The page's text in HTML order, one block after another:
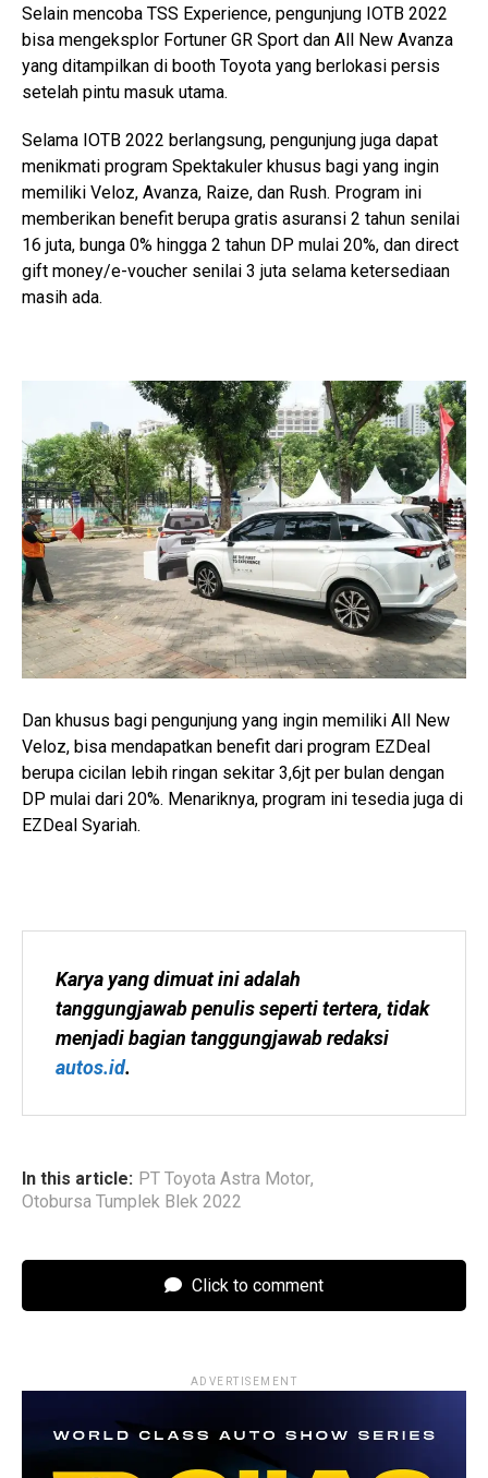
Selain mencoba TSS Experience, pengunjung IOTB 2022
bisa mengeksplor Fortuner GR Sport dan All New Avanza
yang ditampilkan di booth Toyota yang berlokasi persis
setelah pintu masuk utama.
Selama IOTB 2022 berlangsung, pengunjung juga dapat
menikmati program Spektakuler khusus bagi yang ingin
memiliki Veloz, Avanza, Raize, dan Rush. Program ini
memberikan benefit berupa gratis asuransi 2 tahun senilai
16 juta, bunga 0% hingga 2 tahun DP mulai 20%, dan direct
gift money/e-voucher senilai 3 juta selama ketersediaan
masih ada.
Dan khusus bagi pengunjung yang ingin memiliki All New
Veloz, bisa mendapatkan benefit dari program EZDeal
berupa cicilan lebih ringan sekitar 3,6jt per bulan dengan
DP mulai dari 20%. Menariknya, program ini tesedia juga di
EZDeal Syariah.
Karya yang dimuat ini adalah
tanggungjawab penulis seperti tertera, tidak
autos.id.
In this article: PT Toyota Astra Motor,
Otobursa Tumplek Blek 2022
Click to comment
ADVERTISEMENT